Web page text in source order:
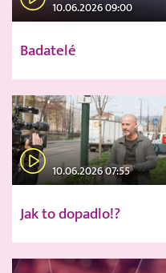
10.06.2026 09:00
Badatelé
10.06.2026 07:55
Jak to dopadlo!?